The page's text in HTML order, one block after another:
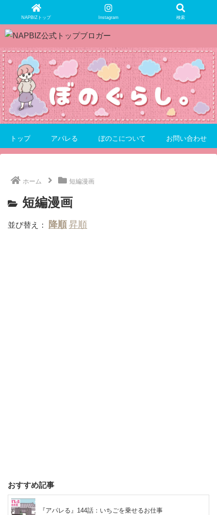
NAPBIZトップ Instagram 検索
トップ アパレる ぼのこについて お問い合わせ
ホーム 短編漫画
短編漫画
並び替え：
おすすめ記事
『アパレる』144話：いちごを乗せるお仕事